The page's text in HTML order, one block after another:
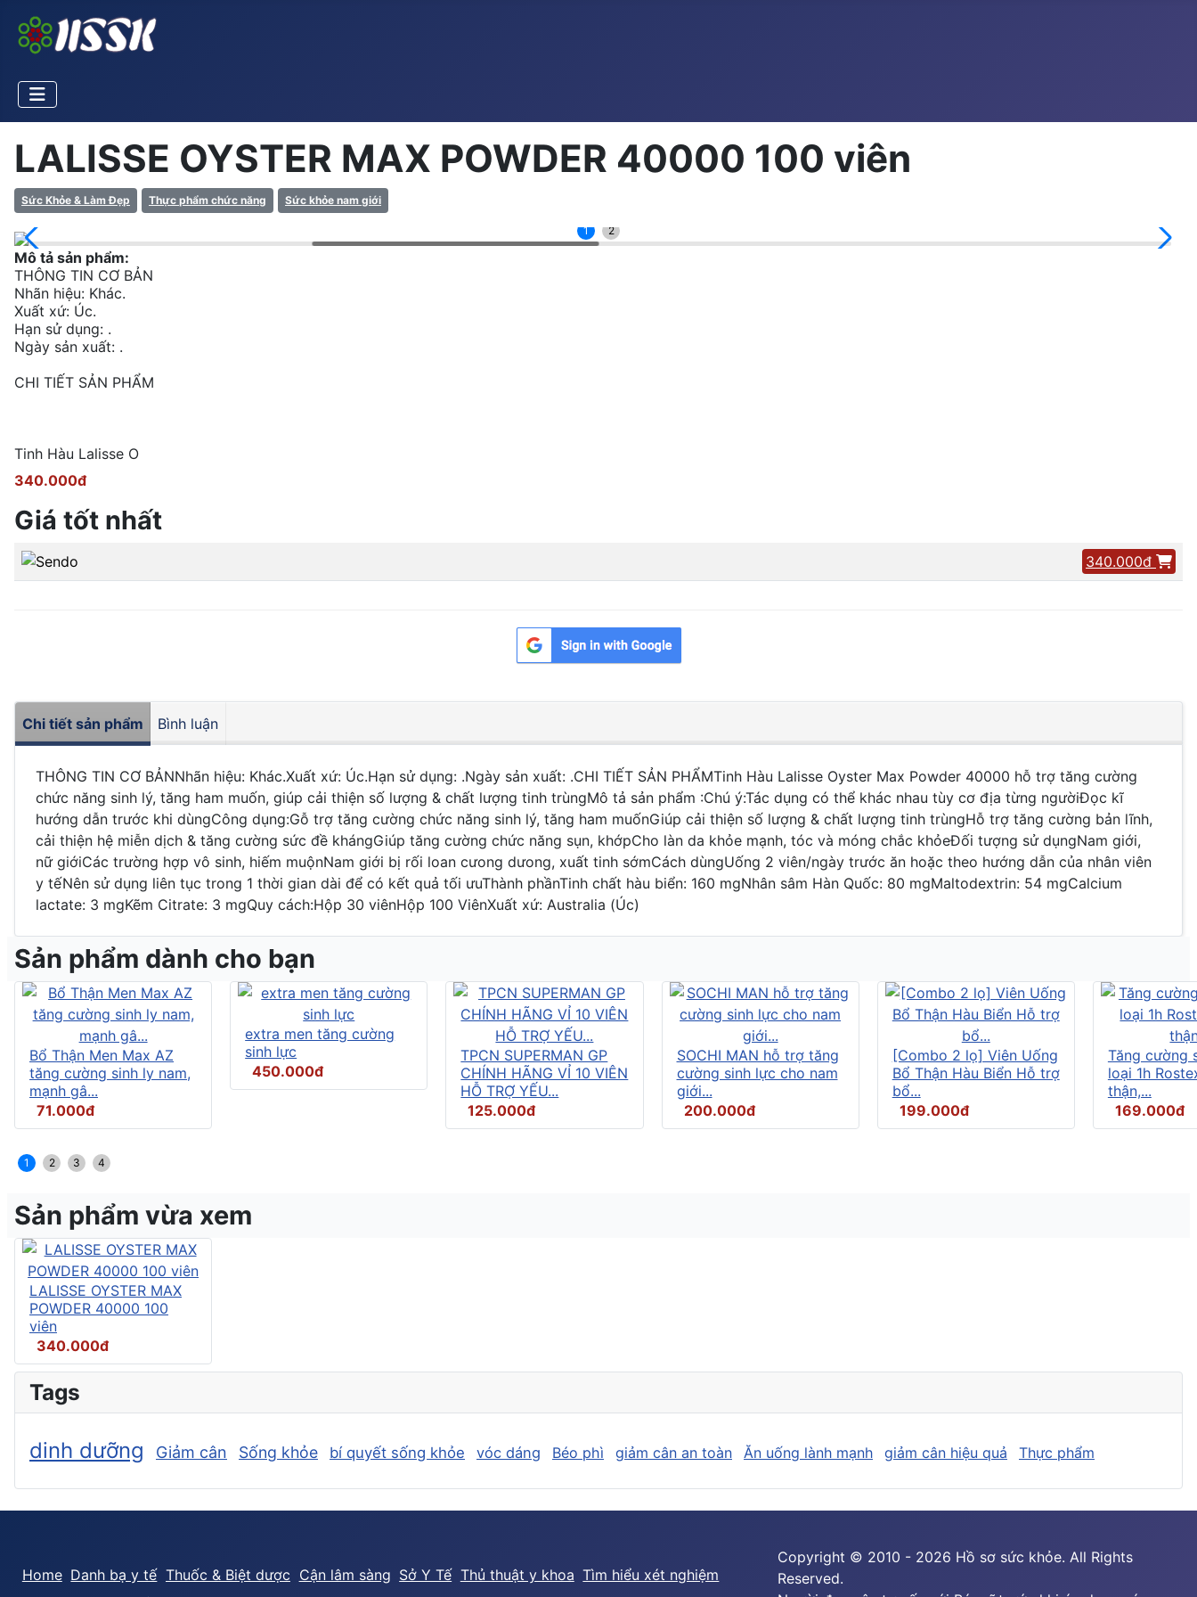
LALISSE OYSTER MAX POWDER 40000 100 viên
Sức Khỏe & Làm Đẹp Thực phẩm chức năng Sức khỏe nam giới
1 2
Mô tả sản phẩm:
THÔNG TIN CƠ BẢN
Nhãn hiệu: Khác.
Xuất xứ: Úc.
Hạn sử dụng: .
Ngày sản xuất: .
CHI TIẾT SẢN PHẨM
Tinh Hàu Lalisse O
340.000đ
Giá tốt nhất
340.000đ
Chi tiết sản phẩm Bình luận
THÔNG TIN CƠ BẢNNhãn hiệu: Khác.Xuất xứ: Úc.Hạn sử dụng: .Ngày sản xuất: .CHI TIẾT SẢN PHẨMTinh Hàu Lalisse Oyster Max Powder 40000 hỗ trợ tăng cường
chức năng sinh lý, tăng ham muốn, giúp cải thiện số lượng & chất lượng tinh trùngMô tả sản phẩm :Chú ý:Tác dụng có thể khác nhau tùy cơ địa từng ngườiĐọc kĩ
hướng dẫn trước khi dùngCông dụng:Gỗ trợ tăng cường chức năng sinh lý, tăng ham muốnGiúp cải thiện số lượng & chất lượng tinh trùngHỗ trợ tăng cường bản lĩnh,
cải thiện hệ miễn dịch & tăng cường sức đề khángGiúp tăng cường chức năng sụn, khớpCho làn da khỏe mạnh, tóc và móng chắc khỏeĐối tượng sử dụngNam giới,
nữ giớiCác trường hợp vô sinh, hiếm muộnNam giới bị rối loan cưong dưong, xuất tinh sớmCách dùngUống 2 viên/ngày trước ăn hoặc theo hướng dẫn của nhân viên
y tếNên sử dụng liên tục trong 1 thời gian dài để có kết quả tối ưuThành phầnTinh chất hàu biển: 160 mgNhân sâm Hàn Quốc: 80 mgMaltodextrin: 54 mgCalcium
lactate: 3 mgKẽm Citrate: 3 mgQuy cách:Hộp 30 viênHộp 100 ViênXuất xứ: Australia (Úc)
Sản phẩm dành cho bạn
Bổ Thận Men Max AZ
tăng cường sinh ly nam,
mạnh gâ...
71.000đ
extra men tăng cường
sinh lực
450.000đ
TPCN SUPERMAN GP
CHÍNH HÃNG VỈ 10 VIÊN
HỖ TRỢ YẾU...
125.000đ
SOCHI MAN hỗ trợ tăng
cường sinh lực cho nam
giới...
200.000đ
[Combo 2 lọ] Viên Uống
Bổ Thận Hàu Biển Hỗ trợ
bổ...
199.000đ
Tăng cường
loại 1h
thận,...
169.000đ
1 2 3 4
Sản phẩm vừa xem
LALISSE OYSTER MAX
POWDER 40000 100
viên
340.000đ
Tags
dinh dưỡng Giảm cân Sống khỏe bí quyết sống khỏe vóc dáng Béo phì giảm cân an toàn Ăn uống lành mạnh giảm cân hiệu quả Thực phẩm
Home Danh bạ y tế Thuốc & Biệt dược Cận lâm sàng Sở Y Tế Thủ thuật y khoa Tìm hiểu xét nghiệm
Copyright © 2010 - 2026 Hồ sơ sức khỏe. All Rights
Reserved.